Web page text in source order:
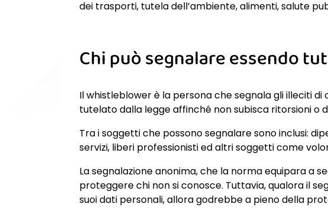
dei trasporti, tutela dell’ambiente, alimenti, salute
Chi può segnalare essendo
Il whistleblower è la persona che segnala gli illeciti
tutelato dalla legge affinché non subisca ritorsioni o
Tra i soggetti che possono segnalare sono inclusi:
servizi, liberi professionisti ed altri soggetti come
La segnalazione anonima, che la norma equipara a
proteggere chi non si conosce. Tuttavia, qualora il
suoi dati personali, allora godrebbe a pieno della